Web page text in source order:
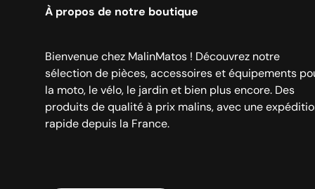
À propos de notre boutique
Bienvenue chez MalinMatos ! Découvrez notre
sélection de pièces, accessoires et équipements
la moto, le vélo, le jardin et bien plus encore. Des
produits de qualité à prix malins, avec une
rapide depuis la France.